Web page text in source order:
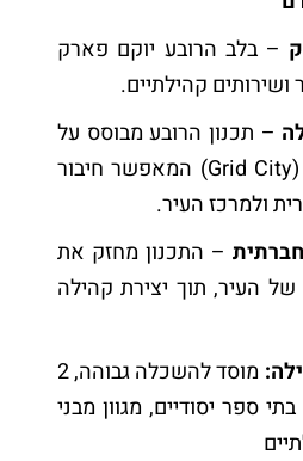
– בלב הרובע יוקם פארק
קהילתיים.
– תכנון הרובע מבוסס על
מערך רחובות עירוני (Grid City) המאפשר חיבור
ולמרכז העיר.
– התכנון מחזק את
העיר, תוך יצירת קהילה
מוסד להשכלה גבוהה, 2
בתי ספר תיכוניים, 5 בתי ספר יסודיים, מגוון מבני